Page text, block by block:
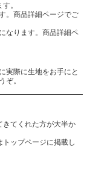
。
。商品詳細ページでご
なります。商品詳細ペ
実際に生地をお手にと
ぞ。
きてくれた方が大半か
ップページに掲載し